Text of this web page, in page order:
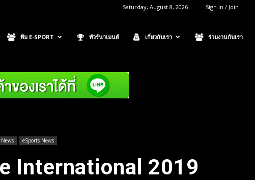
Saturday, August 8, 2026 Sign in / Join
ทีม E-SPORT ทัวร์นาเมนต์ เกี่ยวกับเรา ร่วมงานกับเรา
News eSports News
International 2019